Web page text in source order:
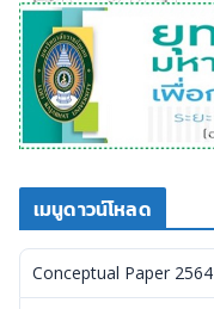
เมนูดาวน์โหลด
Conceptual Paper 2564